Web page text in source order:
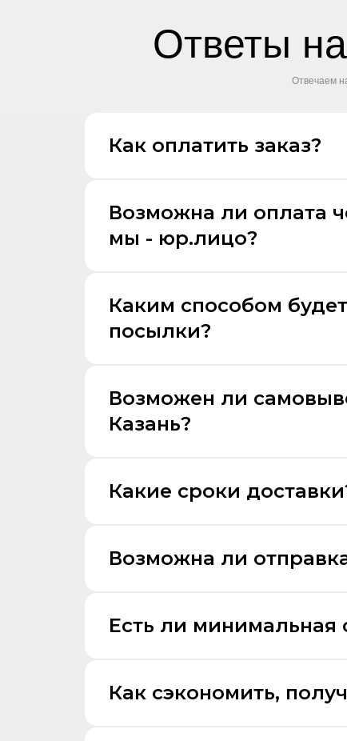
Ответы
Отвечаем
Как оплатить заказ?
Возможна ли оплата
мы - юр.лицо?
Каким способом
посылки?
Возможен ли
Казань?
Какие сроки
Возможна ли
Есть ли минимальная
Как сэкономить,